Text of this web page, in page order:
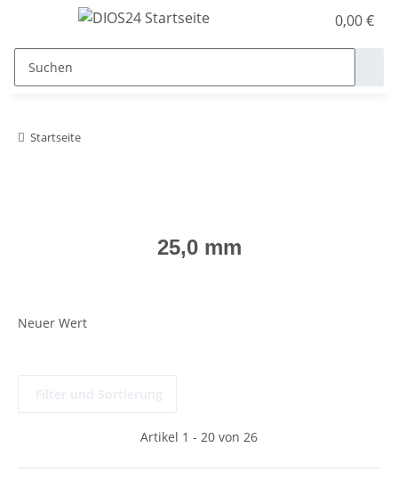
0,00 €
Startseite
25,0 mm
Neuer Wert
Artikel 1 - 20 von 26